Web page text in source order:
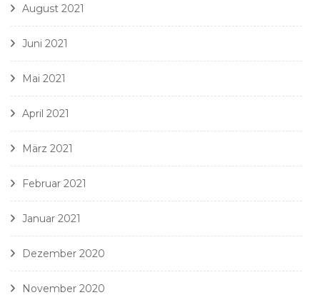
August 2021
Juni 2021
Mai 2021
April 2021
März 2021
Februar 2021
Januar 2021
Dezember 2020
November 2020